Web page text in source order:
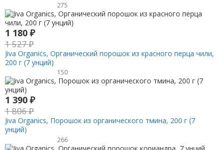
275
1 180 ₽
1 527₽
Jiva Organics, Органический порошок из красного перца чили,
200 г (7 унций)
150
1 390 ₽
1 806₽
Jiva Organics, Порошок из органического тмина, 200 г (7
унций)
266